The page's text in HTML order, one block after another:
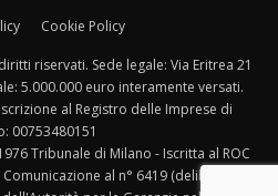
Cookie Policy
riservati. Sede legale: Via Eritrea 21
5.000.000 euro interamente versati.
al Registro delle Imprese di
00753480151
Tribunale di Milano - Iscritta al ROC
al n° 6419 (delibera